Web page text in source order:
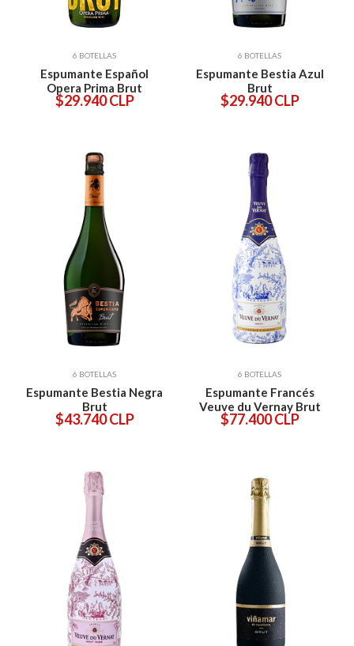
6 BOTELLAS
Espumante Español
Opera Prima Brut
$29.940 CLP
6 BOTELLAS
Espumante Bestia Azul
Brut
$29.940 CLP
6 BOTELLAS
Espumante Bestia Negra
Brut
$43.740 CLP
6 BOTELLAS
Espumante Francés
Veuve du Vernay Brut
$77.400 CLP